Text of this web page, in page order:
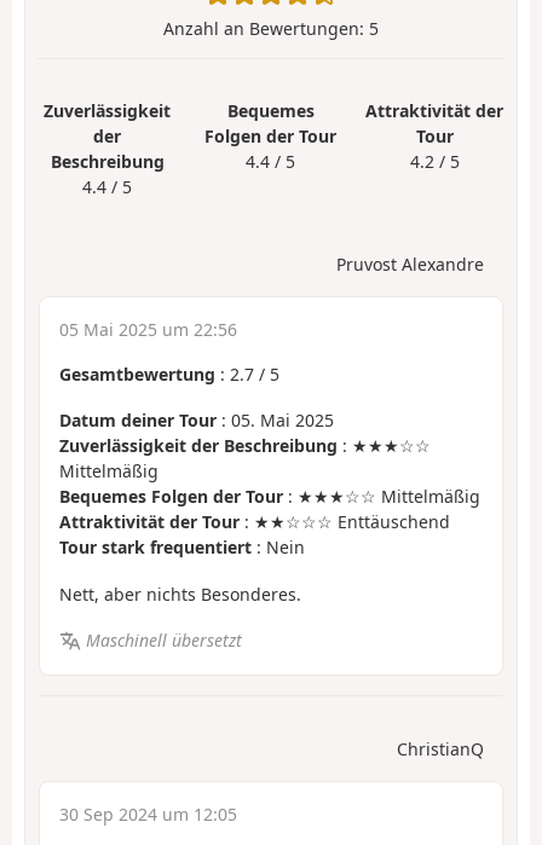
Anzahl an Bewertungen: 5
Zuverlässigkeit
der
Beschreibung
4.4 / 5
Bequemes
Folgen der Tour
4.4 / 5
Attraktivität der
Tour
4.2 / 5
Pruvost Alexandre
05 Mai 2025 um 22:56
Gesamtbewertung : 2.7 / 5
Datum deiner Tour : 05. Mai 2025
Zuverlässigkeit der Beschreibung : ★★★☆☆
Mittelmäßig
Bequemes Folgen der Tour : ★★★☆☆ Mittelmäßig
Attraktivität der Tour : ★★☆☆☆ Enttäuschend
Tour stark frequentiert : Nein
Nett, aber nichts Besonderes.
Maschinell übersetzt
ChristianQ
30 Sep 2024 um 12:05